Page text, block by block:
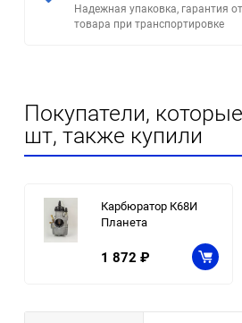
Надежная упаковка, гарантия
товара при транспортировке
Покупатели,
шт, также купили
Карбюратор К68И
Планета
1 872 ₽